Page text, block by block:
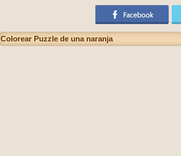
Colorear Puzzle de una naranja